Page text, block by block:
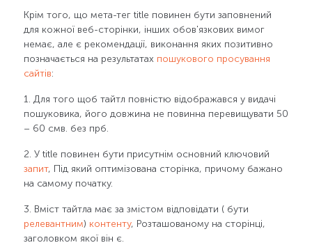
Крім того, що мета-тег title повинен бути заповнений
для кожної веб-сторінки, інших обов'язкових вимог
немає, але є рекомендації, виконання яких позитивно
позначається на результатах пошукового просування
сайтів:
1. Для того щоб тайтл повністю відображався у видачі
пошуковика, його довжина не повинна перевищувати 50
– 60 смв. без прб.
2. У title повинен бути присутнім основний ключовий
запит, Під який оптимізована сторінка, причому бажано
на самому початку.
3. Вміст тайтла має за змістом відповідати ( бути
релевантним) контенту, Розташованому на сторінці,
заголовком якої він є.